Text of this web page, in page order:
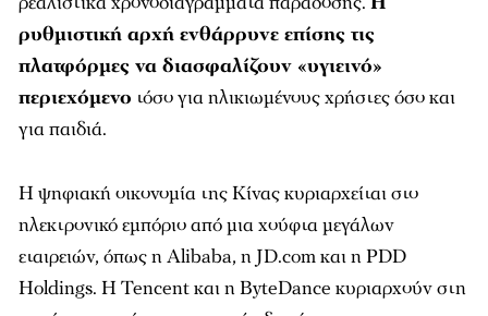
ρυθμιστική αρχή ενθάρρυνε επίσης τις
πλατφόρμες να διασφαλίζουν «υγιεινό»
περιεχόμενο τόσο για ηλικιωμένους χρήστες όσο και
για παιδιά.
Η ψηφιακή οικονομία της Κίνας κυριαρχείται στο
ηλεκτρονικό εμπόριο από μια χούφτα μεγάλων
εταιρειών, όπως η Alibaba, η JD.com και η PDD
Holdings. Η Tencent και η ByteDance κυριαρχούν στη